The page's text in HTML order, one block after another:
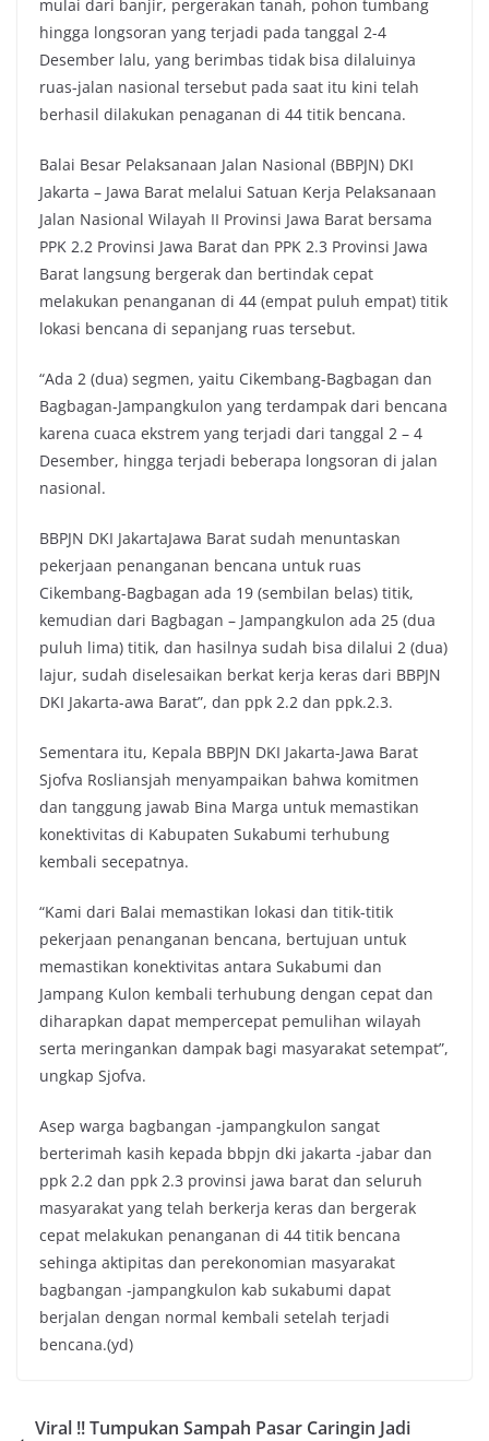
o
o
k
e
r
A
p
p
i
n
k
mulai dari banjir, pergerakan tanah, pohon tumbang
hingga longsoran yang terjadi pada tanggal 2-4
Desember lalu, yang berimbas tidak bisa dilaluinya
ruas-jalan nasional tersebut pada saat itu kini telah
berhasil dilakukan penaganan di 44 titik bencana.
Balai Besar Pelaksanaan Jalan Nasional (BBPJN) DKI
Jakarta – Jawa Barat melalui Satuan Kerja Pelaksanaan
Jalan Nasional Wilayah II Provinsi Jawa Barat bersama
PPK 2.2 Provinsi Jawa Barat dan PPK 2.3 Provinsi Jawa
Barat langsung bergerak dan bertindak cepat
melakukan penanganan di 44 (empat puluh empat) titik
lokasi bencana di sepanjang ruas tersebut.
“Ada 2 (dua) segmen, yaitu Cikembang-Bagbagan dan
Bagbagan-Jampangkulon yang terdampak dari bencana
karena cuaca ekstrem yang terjadi dari tanggal 2 – 4
Desember, hingga terjadi beberapa longsoran di jalan
nasional.
BBPJN DKI JakartaJawa Barat sudah menuntaskan
pekerjaan penanganan bencana untuk ruas
Cikembang-Bagbagan ada 19 (sembilan belas) titik,
kemudian dari Bagbagan – Jampangkulon ada 25 (dua
puluh lima) titik, dan hasilnya sudah bisa dilalui 2 (dua)
lajur, sudah diselesaikan berkat kerja keras dari BBPJN
DKI Jakarta-awa Barat”, dan ppk 2.2 dan ppk.2.3.
Sementara itu, Kepala BBPJN DKI Jakarta-Jawa Barat
Sjofva Rosliansjah menyampaikan bahwa komitmen
dan tanggung jawab Bina Marga untuk memastikan
konektivitas di Kabupaten Sukabumi terhubung
kembali secepatnya.
“Kami dari Balai memastikan lokasi dan titik-titik
pekerjaan penanganan bencana, bertujuan untuk
memastikan konektivitas antara Sukabumi dan
Jampang Kulon kembali terhubung dengan cepat dan
diharapkan dapat mempercepat pemulihan wilayah
serta meringankan dampak bagi masyarakat setempat”,
ungkap Sjofva.
Asep warga bagbangan -jampangkulon sangat
berterimah kasih kepada bbpjn dki jakarta -jabar dan
ppk 2.2 dan ppk 2.3 provinsi jawa barat dan seluruh
masyarakat yang telah berkerja keras dan bergerak
cepat melakukan penanganan di 44 titik bencana
sehinga aktipitas dan perekonomian masyarakat
bagbangan -jampangkulon kab sukabumi dapat
berjalan dengan normal kembali setelah terjadi
bencana.(yd)
Viral !! Tumpukan Sampah Pasar Caringin Jadi